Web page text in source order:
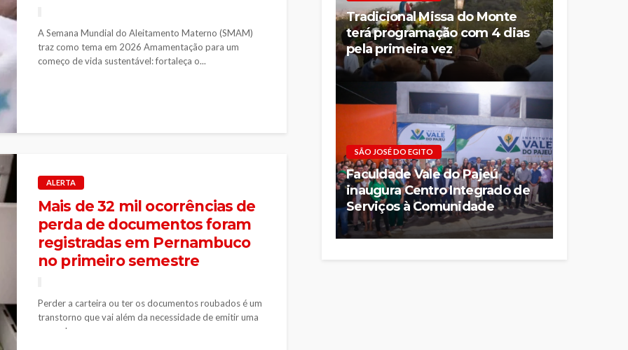
A Semana Mundial do Aleitamento Materno (SMAM)
traz como tema em 2026 Amamentação para um
começo de vida sustentável: fortaleça o...
ALERTA
Mais de 32 mil ocorrências de
perda de documentos foram
registradas em Pernambuco
no primeiro semestre
Perder a carteira ou ter os documentos roubados é um
transtorno que vai além da necessidade de emitir uma
segunda...
Tradicional Missa do Monte
terá programação com 4 dias
pela primeira vez
SÃO JOSÉ DO EGITO
Faculdade Vale do Pajeú
inaugura Centro Integrado de
Serviços à Comunidade